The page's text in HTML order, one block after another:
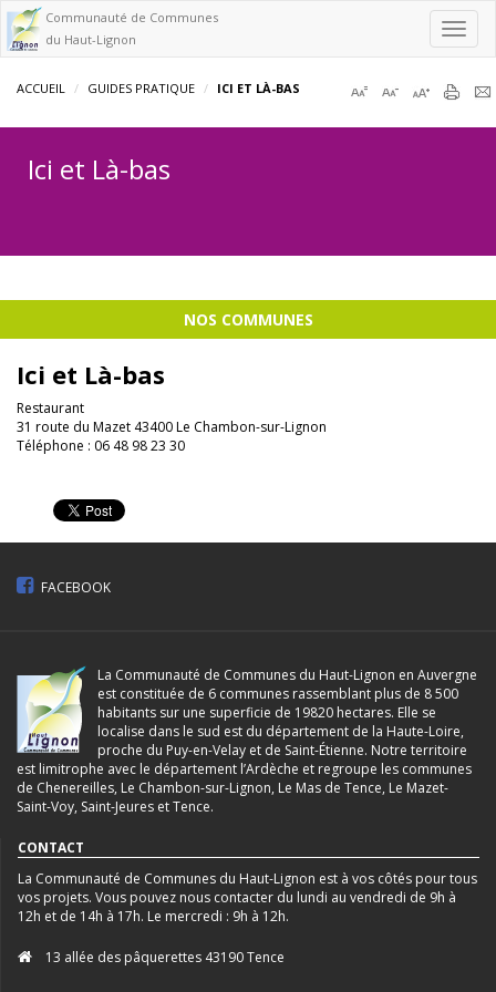
Communauté de Communes
du Haut-Lignon
ACCUEIL GUIDES PRATIQUE ICI ET LÀ-BAS
Ici et Là-bas
NOS COMMUNES
Ici et Là-bas
Restaurant
31 route du Mazet 43400 Le Chambon-sur-Lignon
Téléphone : 06 48 98 23 30
FACEBOOK
La Communauté de Communes du Haut-Lignon en Auvergne
est constituée de 6 communes rassemblant plus de 8 500
habitants sur une superficie de 19820 hectares. Elle se
localise dans le sud est du département de la Haute-Loire,
proche du Puy-en-Velay et de Saint-Étienne. Notre territoire
est limitrophe avec le département l’Ardèche et regroupe les communes
de Chenereilles, Le Chambon-sur-Lignon, Le Mas de Tence, Le Mazet-
Saint-Voy, Saint-Jeures et Tence.
CONTACT
La Communauté de Communes du Haut-Lignon est à vos côtés pour tous
vos projets. Vous pouvez nous contacter du lundi au vendredi de 9h à
12h et de 14h à 17h. Le mercredi : 9h à 12h.
13 allée des pâquerettes 43190 Tence